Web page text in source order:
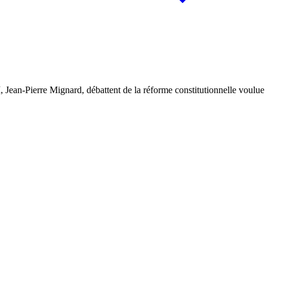
Pierre Mignard, débattent de la réforme constitutionnelle voulue